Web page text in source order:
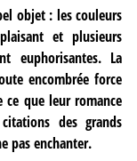
objet : les couleurs
et plusieurs
euphorisantes. La
encombrée force
que leur romance
des grands
pas enchanter.